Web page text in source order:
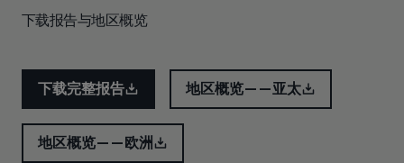
下载报告与地区概览
下载完整报告 地区概览——亚太
地区概览——欧洲